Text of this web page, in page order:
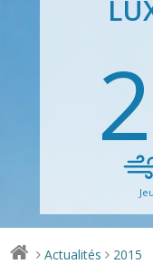
> Actualités > 2015